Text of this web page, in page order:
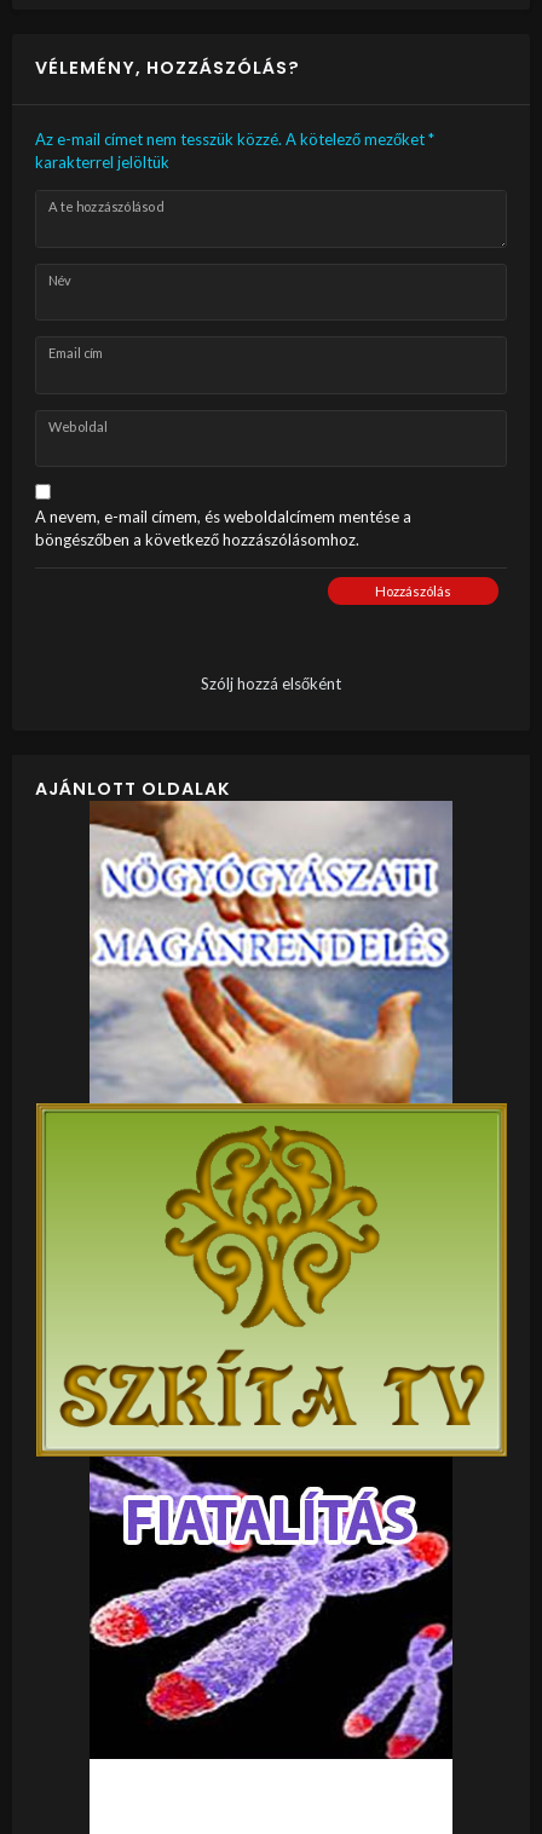
VÉLEMÉNY, HOZZÁSZÓLÁS?
Az e-mail címet nem tesszük közzé. A kötelező mezőket*
karakterrel jelöltük
A te hozzászólásod
Név
Email cím
Weboldal
A nevem, e-mail címem, és weboldalcímem mentése a
böngészőben a következő hozzászólásomhoz.
Hozzászólás
Szólj hozzá elsőként
AJÁNLOTT OLDALAK